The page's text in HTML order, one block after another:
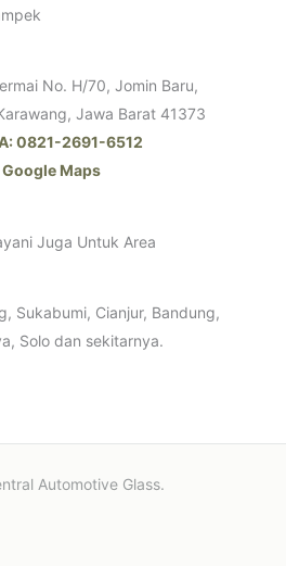
No. H/70, Jomin Baru,
Jawa Barat 41373
0821-2691-6512
Google Maps
Juga Untuk Area
Sukabumi, Cianjur, Bandung,
Solo dan sekitarnya.
Automotive Glass.